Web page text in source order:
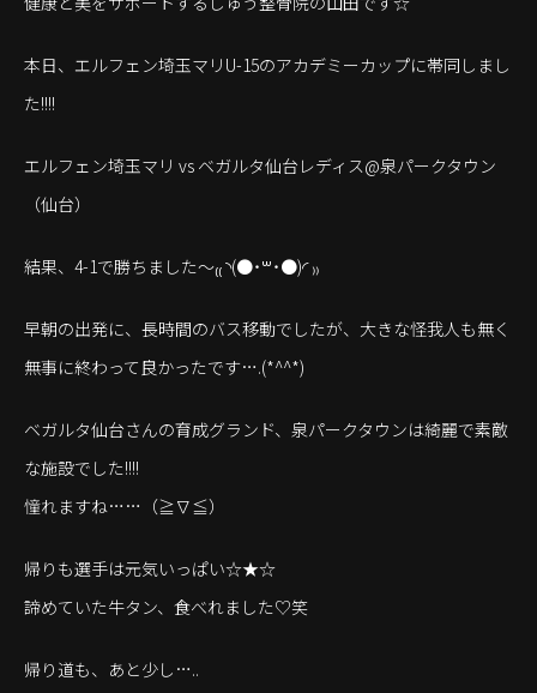
本日、エルフェン埼玉マリU-15のアカデミーカップに帯同しまし
た!!!!
エルフェン埼玉マリ vs ベガルタ仙台レディス@泉パークタウン
（仙台）
結果、4-1で勝ちました〜₍₍ ◝(●˙꒳˙●)◜ ₎₎
早朝の出発に、長時間のバス移動でしたが、大きな怪我人も無く
無事に終わって良かったです….(*^^*)
ベガルタ仙台さんの育成グランド、泉パークタウンは綺麗で素敵
な施設でした!!!!
憧れますね……（≧∇≦）
帰りも選手は元気いっぱい☆★☆
諦めていた牛タン、食べれました♡笑
帰り道も、あと少し…..